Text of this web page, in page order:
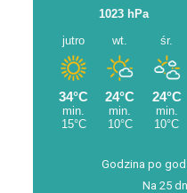
Godzina po
Na 25